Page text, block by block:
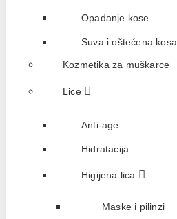
Opadanje kose
Suva i oštećena kosa
Kozmetika za muškarce
Lice
Anti-age
Hidratacija
Higijena lica
Maske i pilinzi